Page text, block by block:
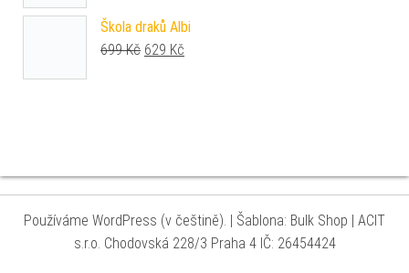
Škola draků Albi
699Kč Původní cena byla: 699 Kč.
629 Kč
Používáme WordPress (v češtině). Šablona: Bulk Shop
| ACIT
s.r.o. Chodovská 228/3 Praha 4 IČ: 26454424